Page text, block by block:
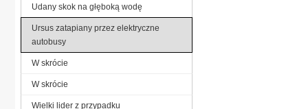
Udany skok na głęboką wodę
Ursus zatapiany przez elektryczne
autobusy
W skrócie
W skrócie
Wielki lider z przypadku